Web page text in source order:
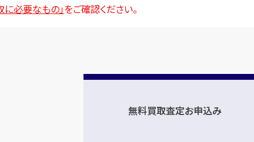
に必要なもの」をご確認ください。
無料買取査定お申込み